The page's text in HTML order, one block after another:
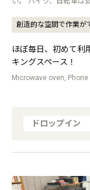
創造的な空間で作業が
ほぼ毎日、初めて利
キングスペース！
Microwave oven, Phone
ドロップイン